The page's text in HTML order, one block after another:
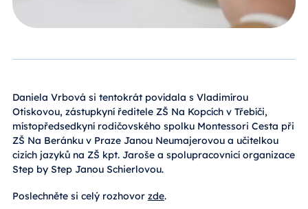
Daniela Vrbová si tentokrát povídala s Vladimírou
Otiskovou, zástupkyní ředitele ZŠ Na Kopcích v Třebíči,
místopředsedkyní rodičovského spolku Montessori Cesta při
ZŠ Na Beránku v Praze Janou Neumajerovou a učitelkou
cizích jazyků na ZŠ kpt. Jaroše a spolupracovnicí organizace
Step by Step Janou Schierlovou.
Poslechněte si celý rozhovor zde.